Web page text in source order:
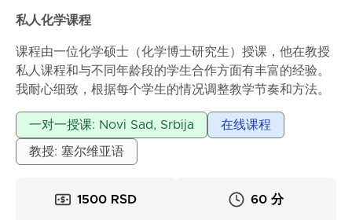
私人化学课程
课程由一位化学硕士（化学博士研究生）授课，他在教授
私人课程和与不同年龄段的学生合作方面有丰富的经验。
我耐心细致，根据每个学生的情况调整教学节奏和方法。
浏览更多...
一对一授课: Novi Sad, Srbija
在线课程
教授: 塞尔维亚语
1500 RSD 60 分